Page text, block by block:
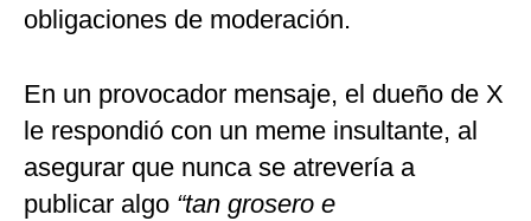
obligaciones de moderación.
En un provocador mensaje, el dueño de X
le respondió con un meme insultante, al
asegurar que nunca se atrevería a
publicar algo “tan grosero e